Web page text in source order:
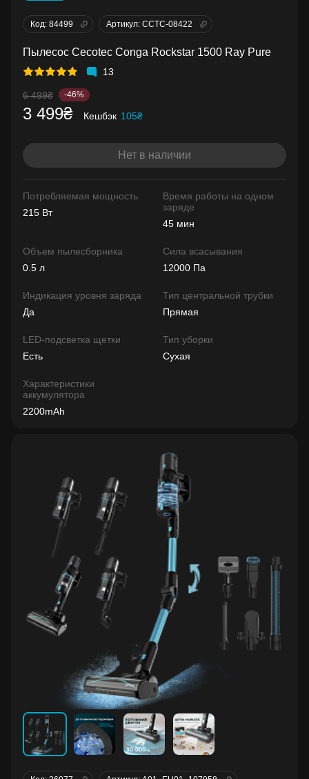
Код: 84499 Артикул: CCTC-08422
Пылесос Cecotec Conga Rockstar 1500 Ray Pure
13
6 499₴ -46%
3 499₴ Кешбэк 105₴
Нет в наличии
Потребляемая мощность
215 Вт
Время работы на одном
заряде
45 мин
Объем пылесборника
0.5 л
Сила всасывания
12000 Па
Индикация уровня заряда
Да
Тип центральной трубки
Прямая
LED-подсветка щетки
Есть
Тип уборки
Сухая
Характеристики
аккумулятора
2200mAh